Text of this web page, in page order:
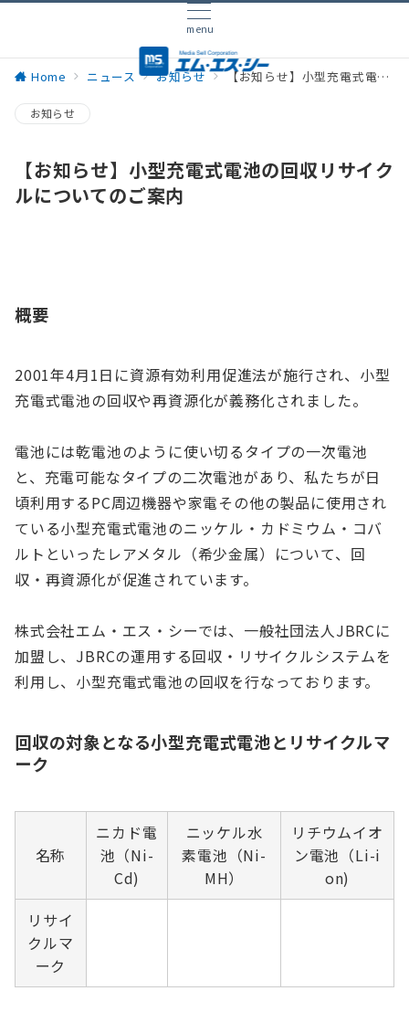
menu
Home ニュース お知らせ 【お知らせ】小型充電式電池の回収リサイクルについてのご案内
お知らせ
【お知らせ】小型充電式電池の回収リサイク
ルについてのご案内
概要
2001年4月1日に資源有効利用促進法が施行され、小型
充電式電池の回収や再資源化が義務化されました。
電池には乾電池のように使い切るタイプの一次電池
と、充電可能なタイプの二次電池があり、私たちが日
頃利用するPC周辺機器や家電その他の製品に使用され
ている小型充電式電池のニッケル・カドミウム・コバ
ルトといったレアメタル（希少金属）について、回
収・再資源化が促進されています。
株式会社エム・エス・シーでは、一般社団法人JBRCに
加盟し、JBRCの運用する回収・リサイクルシステムを
利用し、小型充電式電池の回収を行なっております。
回収の対象となる小型充電式電池とリサイクルマ
ーク
名称
ニカド電
池（Ni-
Cd)
ニッケル水
素電池（Ni-
MH）
リチウムイオ
ン電池（Li-i
on)
リサイ
クルマ
ーク